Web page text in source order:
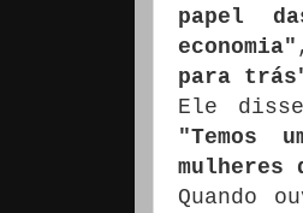
papel
economia"
para
Ele
"Temos
mulheres
Quando